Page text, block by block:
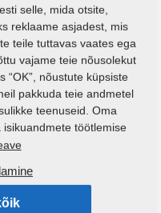
selle, mida otsite,
reklaame asjadest, mis
teile tuttavas vaates ega
vajame teie nõusolekut
“OK”, nõustute küpsiste
pakkuda teie andmetel
teenuseid. Oma
töötlemise